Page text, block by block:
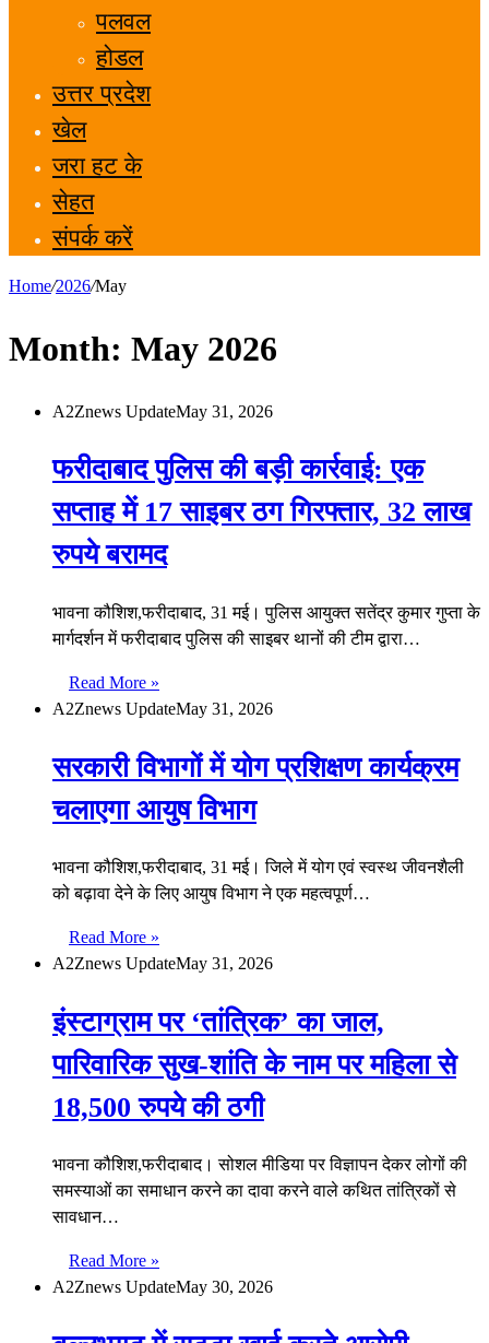
पलवल
होडल
उत्तर प्रदेश
खेल
जरा हट के
सेहत
संपर्क करें
Home/2026/May
Month: May 2026
A2Znews UpdateMay 31, 2026
फरीदाबाद पुलिस की बड़ी कार्रवाई: एक
सप्ताह में 17 साइबर ठग गिरफ्तार, 32 लाख
रुपये बरामद
भावना कौशिश,फरीदाबाद, 31 मई। पुलिस आयुक्त सतेंद्र कुमार गुप्ता के
मार्गदर्शन में फरीदाबाद पुलिस की साइबर थानों की टीम द्वारा…
Read More »
A2Znews UpdateMay 31, 2026
सरकारी विभागों में योग प्रशिक्षण कार्यक्रम
चलाएगा आयुष विभाग
भावना कौशिश,फरीदाबाद, 31 मई। जिले में योग एवं स्वस्थ जीवनशैली
को बढ़ावा देने के लिए आयुष विभाग ने एक महत्वपूर्ण…
Read More »
A2Znews UpdateMay 31, 2026
इंस्टाग्राम पर ‘तांत्रिक’ का जाल,
पारिवारिक सुख-शांति के नाम पर महिला से
18,500 रुपये की ठगी
भावना कौशिश,फरीदाबाद। सोशल मीडिया पर विज्ञापन देकर लोगों की
समस्याओं का समाधान करने का दावा करने वाले कथित तांत्रिकों से
सावधान…
Read More »
A2Znews UpdateMay 30, 2026